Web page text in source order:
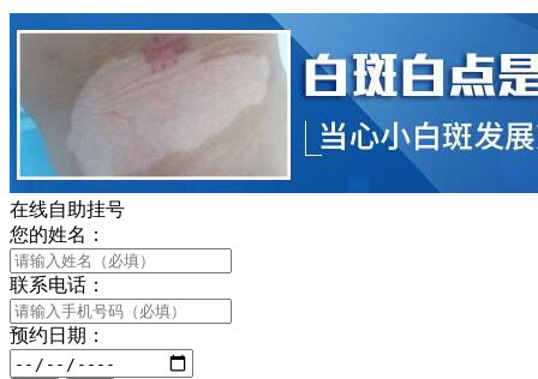
在线自助挂号
您的姓名：
联系电话：
预约日期：